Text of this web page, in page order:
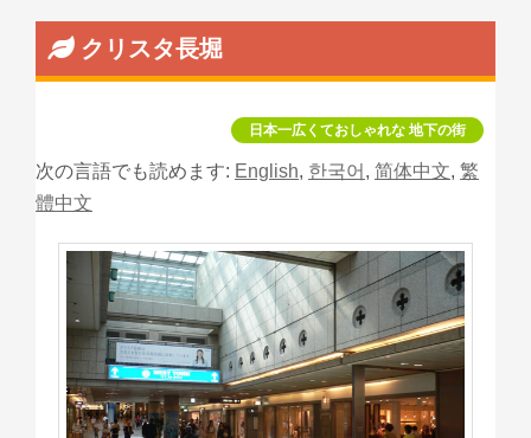
クリスタ長堀
日本一広くておしゃれな 地下の街
次の言語でも読めます: English, 한국어 , 简体中文, 繁
體中文